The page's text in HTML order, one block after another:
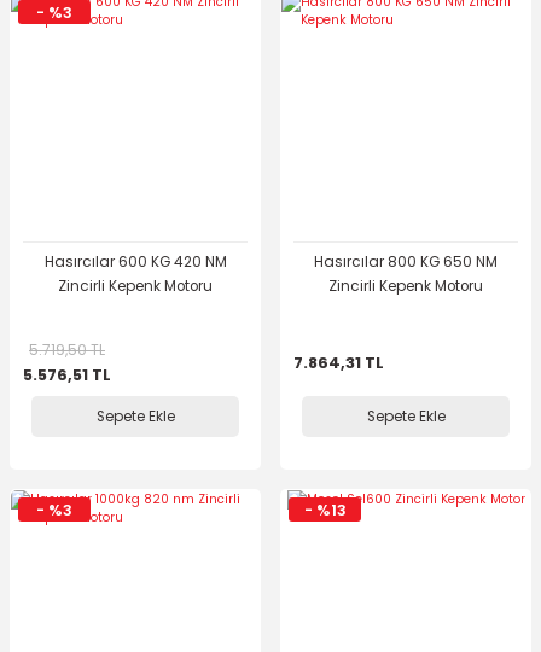
- %3
Hasırcılar 600 KG 420 NM
Zincirli Kepenk Motoru
5.719,50 TL
5.576,51 TL
Sepete Ekle
Hasırcılar 800 KG 650 NM
Zincirli Kepenk Motoru
7.864,31 TL
Sepete Ekle
- %3 - %13